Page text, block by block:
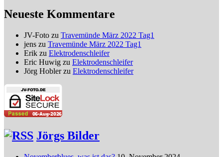
Neueste Kommentare
JV-Foto zu Travemünde März 2022 Tag1
jens zu Travemünde März 2022 Tag1
Erik zu Elektrodenschleifer
Eric Huwig zu Elektrodenschleifer
Jörg Hoblerzu Elektrodenschleifer
Jörgs Bilder